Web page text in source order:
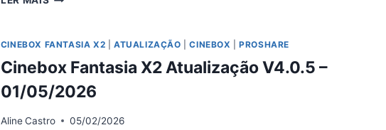
ATUALIZAÇÃO
01/05/2026
CINEBOX FANTASIA X2 ATUALIZAÇÃO |CINEBOX |PROSHARE
Cinebox Fantasia X2 Atualização V4.0.5 –
01/05/2026
AlineCastro 05/02/2026